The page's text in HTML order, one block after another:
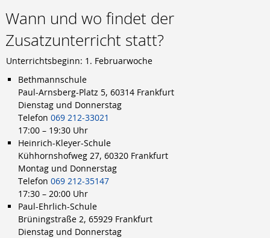
Wann und wo findet der
Zusatzunterricht statt?
Unterrichtsbeginn: 1. Februarwoche
Bethmannschule
Paul-Arnsberg-Platz 5, 60314 Frankfurt
Dienstag und Donnerstag
Telefon 069 212-33021
17:00 – 19:30 Uhr
Heinrich-Kleyer-Schule
Kühhornshofweg 27, 60320 Frankfurt
Montag und Donnerstag
Telefon 069 212-35147
17:30 – 20:00 Uhr
Paul-Ehrlich-Schule
Brüningstraße 2, 65929 Frankfurt
Dienstag und Donnerstag